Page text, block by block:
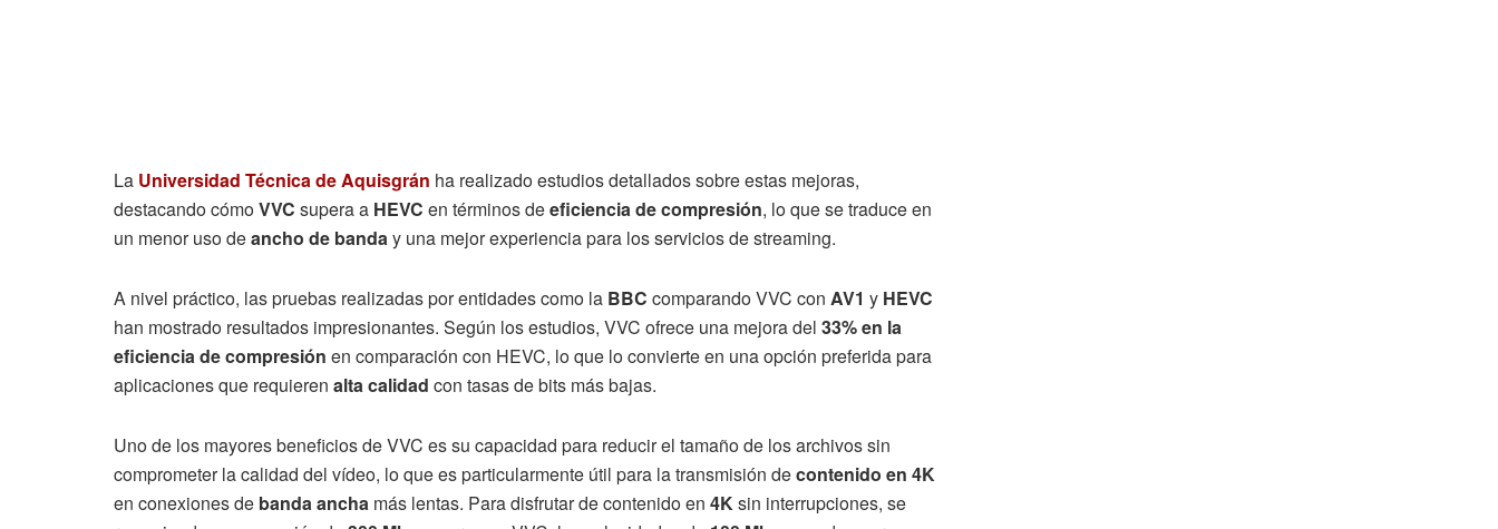
La Universidad Técnica de Aquisgrán ha realizado estudios detallados sobre estas mejoras,
destacando cómoVVC supera a HEVC en términos deeficiencia de compresión, lo que se traduce en
un menor uso deancho de banday una mejor experiencia para los servicios de streaming.
A nivel práctico, las pruebas realizadas por entidades como la BBC comparando VVC con AV1 y HEVC
han mostrado resultados impresionantes. Según los estudios, VVC ofrece una mejora del 33% en la
eficiencia de compresión en comparación con HEVC, lo que lo convierte en una opción preferida para
aplicaciones que requieren alta calidad con tasas de bits más bajas.
Uno de los mayores beneficios de VVC es su capacidad para reducir el tamaño de los archivos sin
comprometer la calidad del vídeo, lo que es particularmente útil para la transmisión decontenido en 4K
en conexiones de banda ancha más lentas. Para disfrutar de contenido en 4Ksin interrupciones, se